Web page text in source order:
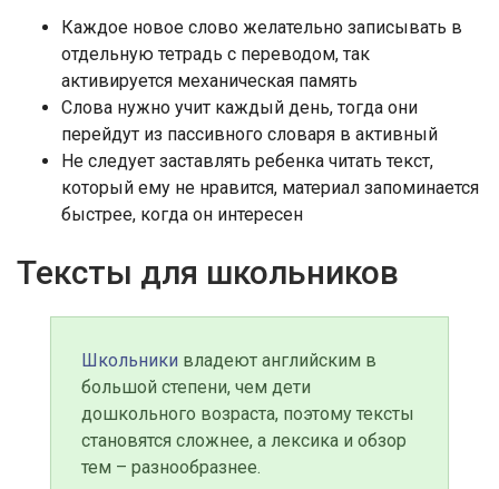
Каждое новое слово желательно записывать в
отдельную тетрадь с переводом, так
активируется механическая память
Слова нужно учит каждый день, тогда они
перейдут из пассивного словаря в активный
Не следует заставлять ребенка читать текст,
который ему не нравится, материал запоминается
быстрее, когда он интересен
Тексты для школьников
Школьники владеют английским в
большой степени, чем дети
дошкольного возраста, поэтому тексты
становятся сложнее, а лексика и обзор
тем – разнообразнее.